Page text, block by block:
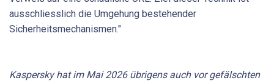
ausschliesslich die Umgehung bestehender
Sicherheitsmechanismen."
Kaspersky hat im Mai 2026 übrigens auch vor gefälschten